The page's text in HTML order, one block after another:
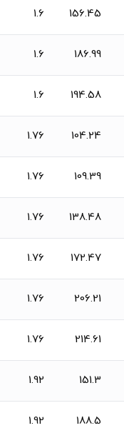
156.45
1.6
186.99
1.6
194.58
1.6
104.24
1.76
109.39
1.76
138.48
1.76
172.47
1.76
206.21
1.76
214.61
1.76
151.3
1.92
188.5
1.92